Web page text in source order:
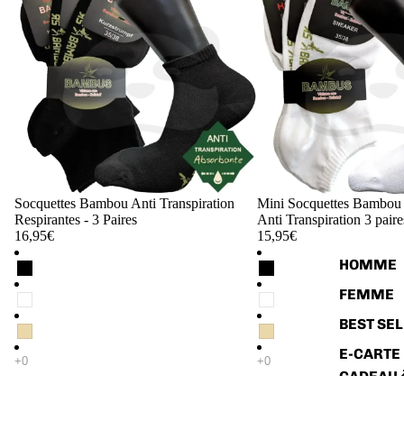
HOMME
FEMME
BEST
E-CARTE
CADEAU
Socquettes Bambou Anti Transpiration
Respirantes - 3 Paires
16,95€
Mini Socquettes Bambou
Anti Transpiration 3
15,95€